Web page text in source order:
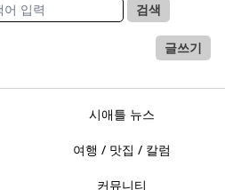
검색
글쓰기
시애틀 뉴스
여행 / 맛집 / 칼럼
커뮤니티